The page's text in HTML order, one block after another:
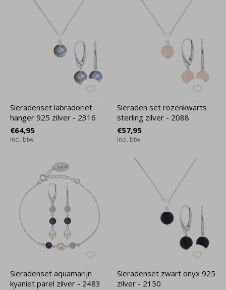
Sieradenset labradoriet
hanger 925 zilver - 2316
€64,95
Incl. btw
Sieraden set rozenkwarts
sterling zilver - 2088
€57,95
Incl. btw
Sieradenset aquamarijn
kyaniet parel zilver - 2483
Sieradenset zwart onyx 925
zilver - 2150